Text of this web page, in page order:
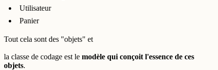
Utilisateur
Panier
Tout cela sont des "objets" et
la classe de codage est le modèle qui conçoit l'essence de ces
objets.